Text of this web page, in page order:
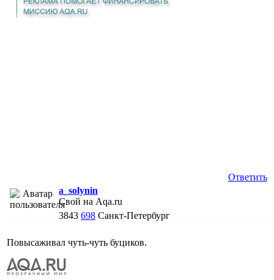
Ответить
a_solynin
Свой на Aqa.ru
3843 698 Санкт-Петербург
Повысаживал чуть-чуть буциков.